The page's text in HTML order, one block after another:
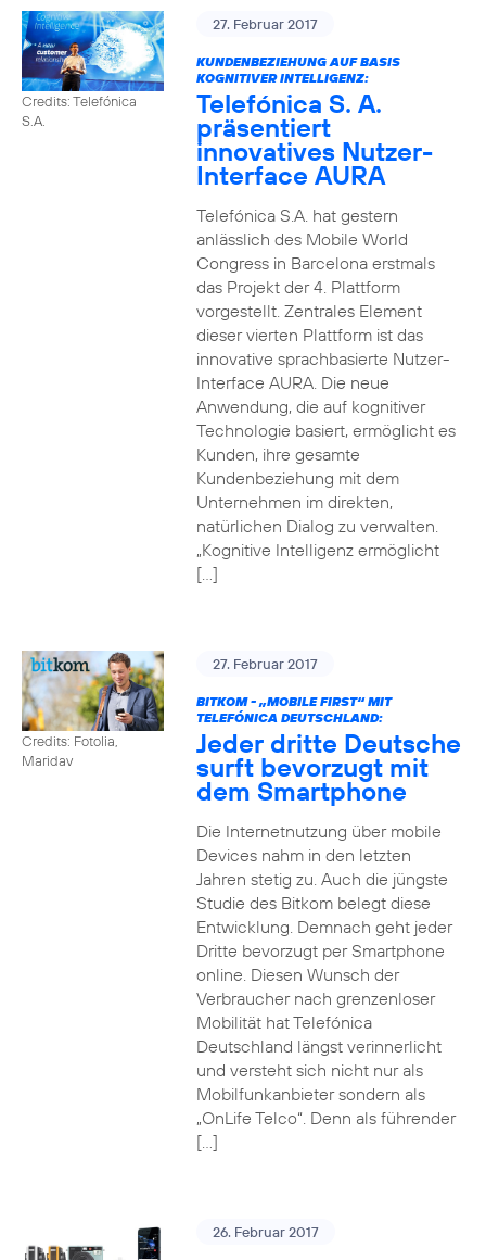
Credits: Telefónica
S.A.
27. Februar 2017
KUNDENBEZIEHUNG AUF BASIS
KOGNITIVER INTELLIGENZ:
Telefónica S. A.
präsentiert
innovatives Nutzer-
Interface AURA
Telefónica S.A. hat gestern
anlässlich des Mobile World
Congress in Barcelona erstmals
das Projekt der 4. Plattform
vorgestellt. Zentrales Element
dieser vierten Plattform ist das
innovative sprachbasierte Nutzer-
Interface AURA. Die neue
Anwendung, die auf kognitiver
Technologie basiert, ermöglicht es
Kunden, ihre gesamte
Kundenbeziehung mit dem
Unternehmen im direkten,
natürlichen Dialog zu verwalten.
„Kognitive Intelligenz ermöglicht
[…]
Credits: Fotolia,
Maridav
27. Februar 2017
BITKOM - „MOBILE FIRST“ MIT
TELEFÓNICA DEUTSCHLAND:
Jeder dritte Deutsche
surft bevorzugt mit
dem Smartphone
Die Internetnutzung über mobile
Devices nahm in den letzten
Jahren stetig zu. Auch die jüngste
Studie des Bitkom belegt diese
Entwicklung. Demnach geht jeder
Dritte bevorzugt per Smartphone
online. Diesen Wunsch der
Verbraucher nach grenzenloser
Mobilität hat Telefónica
Deutschland längst verinnerlicht
und versteht sich nicht nur als
Mobilfunkanbieter sondern als
„OnLife Telco“. Denn als führender
[…]
26. Februar 2017